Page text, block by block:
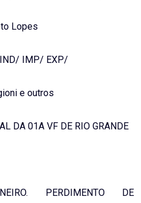
Lopes
IMP/ EXP/
e outros
DA 01A VF DE RIO GRANDE
PERDIMENTO DE